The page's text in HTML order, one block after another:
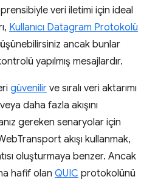
veri iletimi için ideal
Kullanıcı Datagram Protokolü
ancak bunlar
yapılmış mesajlardır.
güvenilir ve sıralı veri aktarımı
daha fazla akışını
gereken senaryolar için
akışı kullanmak,
oluşturmaya benzer. Ancak
hafif olan QUIC protokolünü